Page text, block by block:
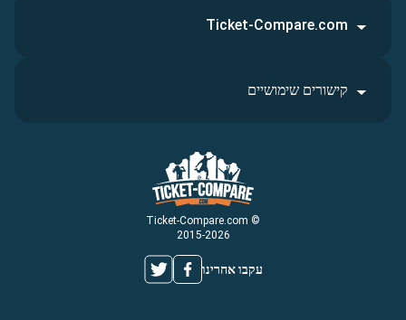
© Ticket-Compare.com
2015-2026
עקבו אחרינו
Ticket-Compare.com
קישורים שימושיים